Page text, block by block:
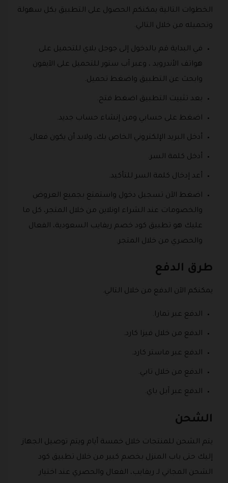
الخطوات التالية يمكنكم الحصول على التطبيق بكل سهولة
وتحميله من خلال التالي.
في البداية قم بالدخول إلى جوجل بلاي للتحميل على
هواتف الأندرويد ، وعبر آب ستور للتحميل على الآيفون
وابحث عن التطبيق واضغط تحميل.
بعد تثبيت التطبيق اضغط فتح.
اضغط على حسابي ومن إنشاء حساب جديد.
أدخل البريد الإلكتروني الخاص بك، ولابد أن يكون فعال.
أدخل كلمة السر.
أعد إدخال كلمة السر للتأكيد.
اضغط الآن تسجيل دخول واستمتع بجميع العروض
والخصومات عند الشراء اونلاين من خلال المتجر، كل ما
عليك هو تطبيق كود خصم ريفايب السعودية، الفعال
والحصري من خلال المتجر.
طرق الدفع
يمكنكم الآن الدفع من خلال التالي.
الدفع عبر تمارا.
الدفع من خلال فيزا كارد.
الدفع عبر ماستر كارد.
الدفع من خلال تابي.
الدفع عبر آبل باي.
الشحن
يتم الشحن للمنتجات خلال خمسة أيام ويتم توصيل الجهاز
إليك حتى باب المنزل بخصم كبير من خلال تطبيق كود
الشحن المجاني لـ ريفايب، الفعال والحصري عند اختيار